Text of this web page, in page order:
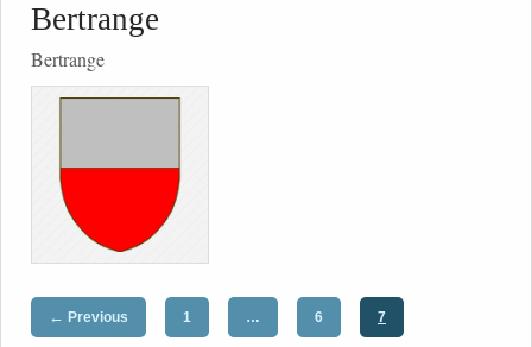
Bertrange
Bertrange
← Previous 1 … 6 7